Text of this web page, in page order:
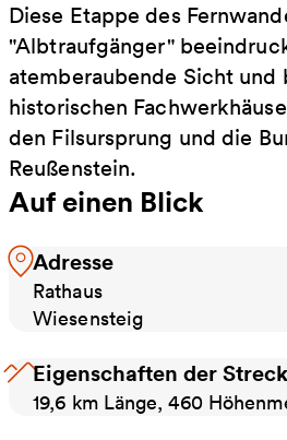
Diese Etappe des
"Albtraufgänger"
atemberaubende Sicht
historischen
den Filsursprung und die
Reußenstein.
Auf einen Blick
Adresse
Rathaus
Wiesensteig
Eigenschaften der
19,6 km Länge, 460